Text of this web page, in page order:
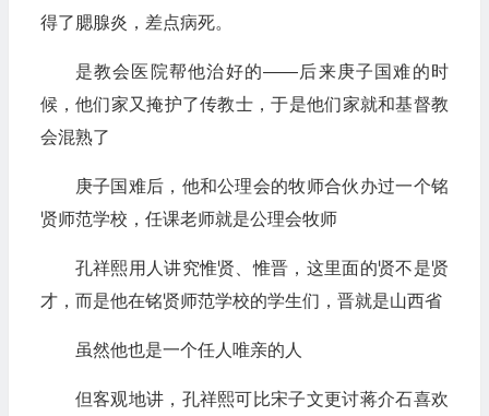
得了腮腺炎，差点病死。
是教会医院帮他治好的——后来庚子国难的时
候，他们家又掩护了传教士，于是他们家就和基督教
会混熟了
庚子国难后，他和公理会的牧师合伙办过一个铭
贤师范学校，任课老师就是公理会牧师
孔祥熙用人讲究惟贤、惟晋，这里面的贤不是贤
才，而是他在铭贤师范学校的学生们，晋就是山西省
虽然他也是一个任人唯亲的人
但客观地讲，孔祥熙可比宋子文更讨蒋介石喜欢